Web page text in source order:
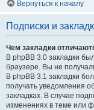
Вернуться к началу
Подписки и
Чем закладки
В phpBB 3.0 закладки
браузере. Вы не
В phpBB 3.1 закладки
получать уведомления
закладках. В случае
изменениях в теме или